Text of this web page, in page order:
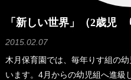
「新しい世界」（2歳児
2015.02.07
木月保育園では、毎年りす組の
います。4月からの幼児組へ進級